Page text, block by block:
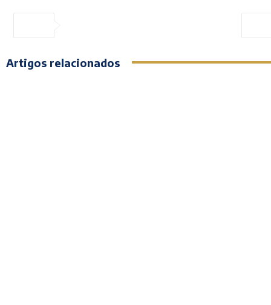
Artigos relacionados